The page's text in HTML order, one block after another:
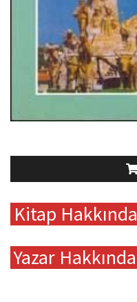
Kitap Hakkında
Yazar Hakkında